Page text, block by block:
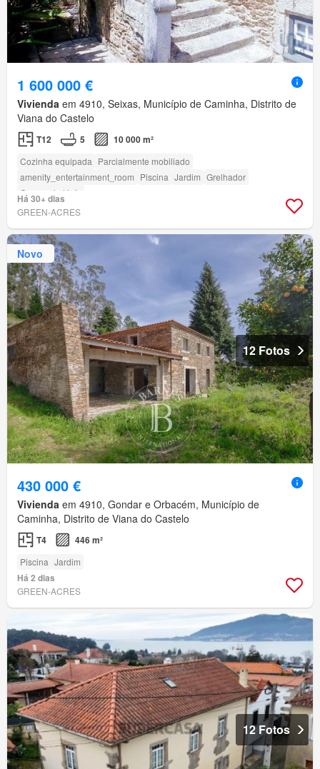
1 600 000 €
Vivienda em 4910, Seixas, Município de Caminha, Distrito de
Viana do Castelo
T12 5 10 000 m²
Cozinha equipada Parcialmente mobiliado
amenity_entertainment_room Piscina Jardim Grelhador
Campo de ténis
Há 30+ dias
GREEN-ACRES
Novo
12 Fotos
430 000 €
Vivienda em 4910, Gondar e Orbacém, Município de
Caminha, Distrito de Viana do Castelo
T4 446 m²
Piscina Jardim
Há 2 dias
GREEN-ACRES
12 Fotos